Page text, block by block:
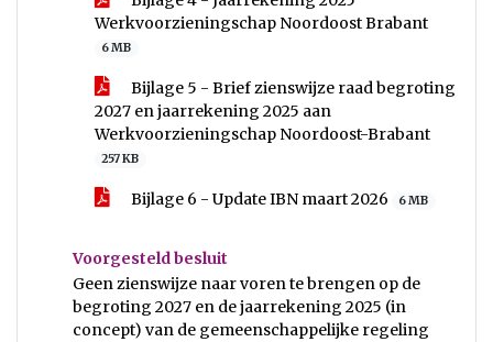
Werkvoorzieningschap Noordoost Brabant
6 MB
Bijlage 5 - Brief zienswijze raad begroting
2027 en jaarrekening 2025 aan
Werkvoorzieningschap Noordoost-Brabant
257 KB
Bijlage 6 - Update IBN maart 2026 6 MB
Voorgesteld besluit
Geen zienswijze naar voren te brengen op de
begroting 2027 en de jaarrekening 2025 (in
concept) van de gemeenschappelijke regeling